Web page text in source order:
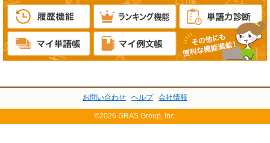
お問い合わせ ヘルプ 会社情報
©2026 GRAS Group, Inc.